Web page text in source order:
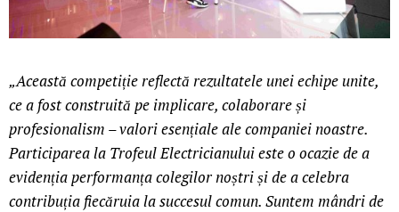
„Această competiție reflectă rezultatele unei echipe unite,
ce a fost construită pe implicare, colaborare și
profesionalism – valori esențiale ale companiei noastre.
Participarea la Trofeul Electricianului este o ocazie de a
evidenția performanța colegilor noștri și de a celebra
contribuția fiecăruia la succesul comun. Suntem mândri de